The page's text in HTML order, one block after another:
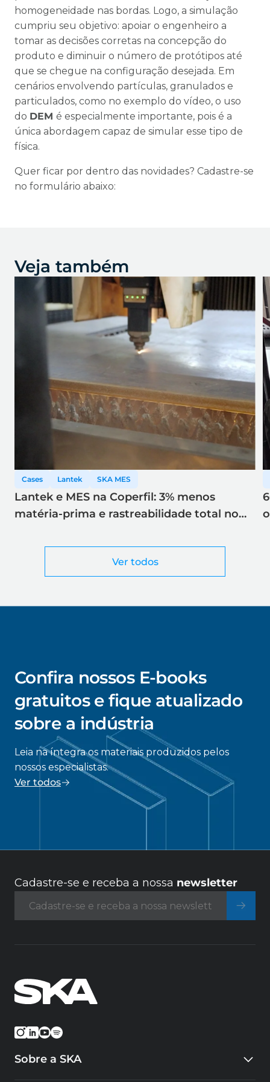
homogeneidade nas bordas. Logo, a simulação
cumpriu seu objetivo: apoiar o engenheiro a
tomar as decisões corretas na concepção do
produto e diminuir o número de protótipos até
que se chegue na configuração desejada. Em
cenários envolvendo partículas, granulados e
particulados, como no exemplo do vídeo, o uso
do DEM é especialmente importante, pois é a
única abordagem capaz de simular esse tipo de
física.
Quer ficar por dentro das novidades? Cadastre-se
no formulário abaixo:
Veja também
Ver todos
Cases Lantek SKA MES
Lantek e MES na Coperfil: 3% menos
matéria-prima e rastreabilidade total no
Confira nossos E-books
gratuitos e fique atualizado
sobre a indústria
Leia na íntegra os materiais produzidos pelos
nossos especialistas.
Ver todos
Cadastre-se e receba a nossa newsletter
Sobre a SKA